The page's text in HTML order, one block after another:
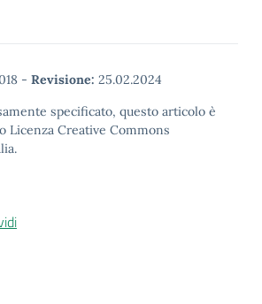
- Revisione: 25.02.2024
specificato, questo articolo è
Licenza Creative Commons